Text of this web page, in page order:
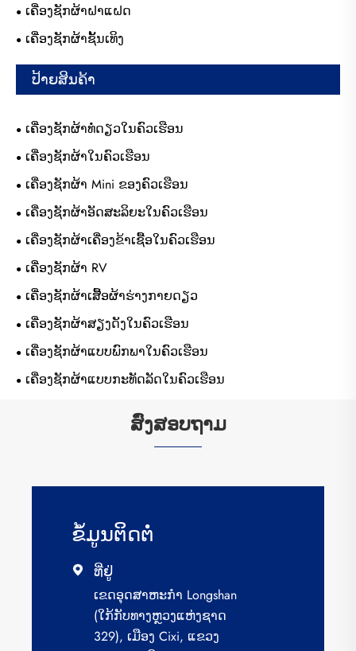
ເຄື່ອງຊັກຜ້າຝາແຝດ
ເຄື່ອງຊັກຜ້າຊັ້ນເທິງ
ປ້າຍສິນຄ້າ
ເຄື່ອງຊັກຜ້າທໍ່ດຽວໃນຄົວເຮືອນ
ເຄື່ອງຊັກຜ້າໃນຄົວເຮືອນ
ເຄື່ອງຊັກຜ້າ Mini ຂອງຄົວເຮືອນ
ເຄື່ອງຊັກຜ້າອັດສະລິຍະໃນຄົວເຮືອນ
ເຄື່ອງຊັກຜ້າເຄື່ອງຂ້າເຊື້ອໃນຄົວເຮືອນ
ເຄື່ອງຊັກຜ້າ RV
ເຄື່ອງຊັກຜ້າເສື້ອຜ້າຮ່າງກາຍດຽວ
ເຄື່ອງຊັກຜ້າສຽງດັງໃນຄົວເຮືອນ
ເຄື່ອງຊັກຜ້າແບບພົກພາໃນຄົວເຮືອນ
ເຄື່ອງຊັກຜ້າແບບກະທັດລັດໃນຄົວເຮືອນ
ສົ່ງສອບຖາມ
ຂໍ້​ມູນ​ຕິດ​ຕໍ່
 ທີ່ຢູ່
ເຂດ​ອຸດ​ສາ​ຫະ​ກຳ Longshan
(ໃກ້​ກັບ​ທາງ​ຫຼວງ​ແຫ່ງ​ຊາດ
329), ເມືອງ Cixi, ແຂວງ